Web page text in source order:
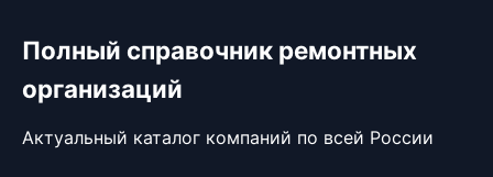
Полный справочник ремонтных
организаций
Актуальный каталог компаний по всей России